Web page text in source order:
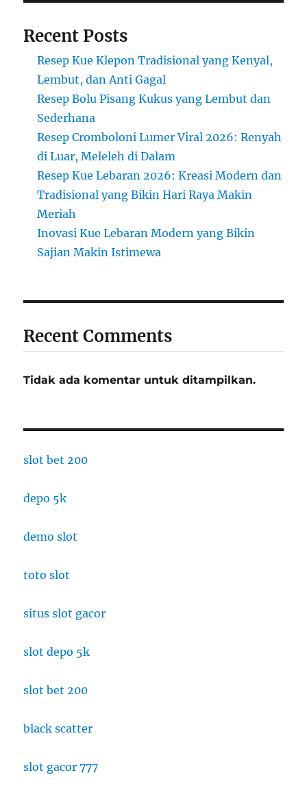
Recent Posts
Resep Kue Klepon Tradisional yang Kenyal,
Lembut, dan Anti Gagal
Resep Bolu Pisang Kukus yang Lembut dan
Sederhana
Resep Cromboloni Lumer Viral 2026: Renyah
di Luar, Meleleh di Dalam
Resep Kue Lebaran 2026: Kreasi Modern dan
Tradisional yang Bikin Hari Raya Makin
Meriah
Inovasi Kue Lebaran Modern yang Bikin
Sajian Makin Istimewa
Recent Comments
Tidak ada komentar untuk ditampilkan.
slot bet 200
depo 5k
demo slot
toto slot
situs slot gacor
slot depo 5k
slot bet 200
black scatter
slot gacor 777